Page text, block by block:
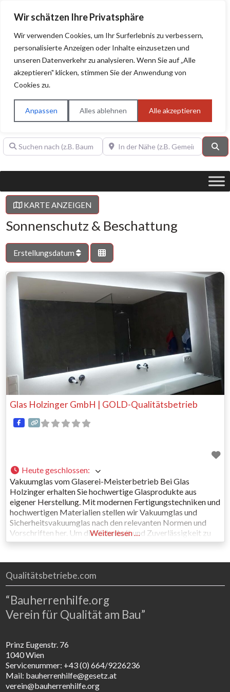
Wir schätzen Ihre Privatsphäre
Wir verwenden Cookies, um Ihr Surferlebnis zu verbessern,
personalisierte Anzeigen oder Inhalte einzusetzen und
unseren Datenverkehr zu analysieren. Wenn Sie auf „Alle
akzeptieren" klicken, stimmen Sie der Anwendung von
Cookies zu.
Anpassen Alles ablehnen Alle akzeptieren
BAUHERRENHILFE.orgQualitätssiegel!
Sie finden hier nur Qualitätsbetriebe, die mit dem DIAMANT,
PLATIN, GOLD, SILBER, ANWÄRTER "Bauherrenhilfe.org-
Qualitätssiegel" ausgezeichnet sind.
Suchen nach (z.B. Baumeister oder Dachdecker)In der Nähe (z.B. Gemeinde Baden)
KARTE ANZEIGEN
Sonnenschutz & Beschattung
Erstellungsdatum
Glas Holzinger GmbH | GOLD-Qualitätsbetrieb
Heute geschlossen:
Vakuumglas vom Glaserei-Meisterbetrieb Bei Glas
Holzinger erhalten Sie hochwertige Glasprodukte aus
eigener Herstellung. Mit modernen Fertigungstechniken und
hochwertigen Materialien stellen wir Vakuumglas und
Sicherheitsvakuumglas nach den relevanten Normen und
Vorschriften her. Um die Sicherheit und Zuverlässigkeit zu
gewährleisten, werden unsere Gläser regelmäßig getestet.
Form von Isolierglas, bei dem das Vakuum zwischen den
Glasscheiben für eine
Weiterlesen …
Qualitätsbetriebe.com
“Bauherrenhilfe.org
Verein für Qualität am Bau”
Prinz Eugenstr. 76
1040 Wien
Servicenummer: +43 (0) 664/9226236
Mail: bauherrenhilfe@gesetz.at
verein@bauherrenhilfe.org